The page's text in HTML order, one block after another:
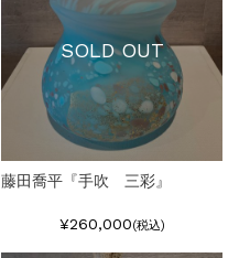
SOLD OUT
藤田喬平『手吹 三彩』
¥260,000(税込)